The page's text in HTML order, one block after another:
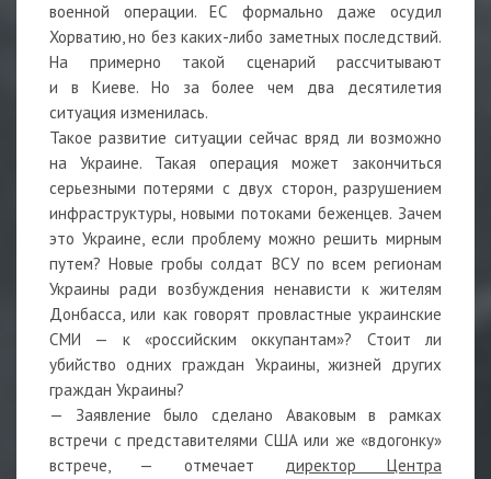
военной операции. ЕС формально даже осудил
Хорватию, но без каких-либо заметных последствий.
На примерно такой сценарий рассчитывают
и в Киеве. Но за более чем два десятилетия
ситуация изменилась.
Такое развитие ситуации сейчас вряд ли возможно
на Украине. Такая операция может закончиться
серьезными потерями с двух сторон, разрушением
инфраструктуры, новыми потоками беженцев. Зачем
это Украине, если проблему можно решить мирным
путем? Новые гробы солдат ВСУ по всем регионам
Украины ради возбуждения ненависти к жителям
Донбасса, или как говорят провластные украинские
СМИ — к «российским оккупантам»? Стоит ли
убийство одних граждан Украины, жизней других
граждан Украины?
— Заявление было сделано Аваковым в рамках
встречи с представителями США или же «вдогонку»
встрече, — отмечает
директор Центра